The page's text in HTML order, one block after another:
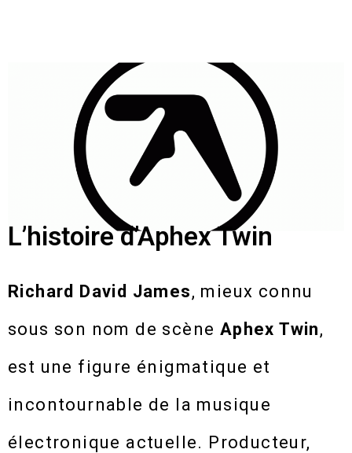
L’histoire d’Aphex Twin
Richard David James, mieux connu
sous son nom de scène Aphex Twin,
est une figure énigmatique et
incontournable de la musique
électronique actuelle. Producteur,